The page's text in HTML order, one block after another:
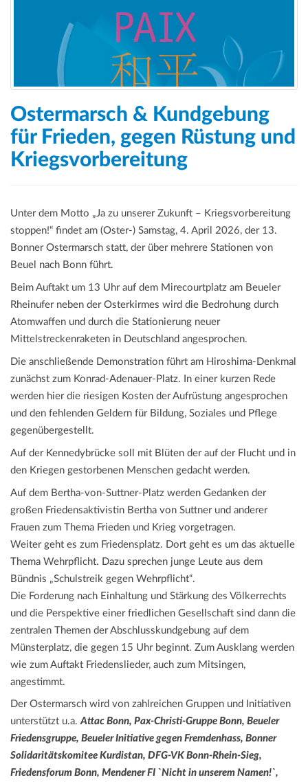
o
Ostermarsch & Kundgebung
für Frieden, gegen Rüstung und
Kriegsvorbereitung
Unter dem Motto „Ja zu unserer Zukunft – Kriegsvorbereitung
stoppen!“ findet am (Oster-) Samstag, 4. April 2026, der 13.
Bonner Ostermarsch statt, der über mehrere Stationen von
Beuel nach Bonn führt.
Beim Auftakt um 13 Uhr auf dem Mirecourtplatz am Beueler
Rheinufer neben der Osterkirmes wird die Bedrohung durch
Atomwaffen und durch die Stationierung neuer
Mittelstreckenraketen in Deutschland angesprochen.
Die anschließende Demonstration führt am Hiroshima-Denkmal
zunächst zum Konrad-Adenauer-Platz. In einer kurzen Rede
werden hier die riesigen Kosten der Aufrüstung angesprochen
und den fehlenden Geldern für Bildung, Soziales und Pflege
gegenübergestellt.
Auf der Kennedybrücke soll mit Blüten der auf der Flucht und in
den Kriegen gestorbenen Menschen gedacht werden.
Auf dem Bertha-von-Suttner-Platz werden Gedanken der
großen Friedensaktivistin Bertha von Suttner und anderer
Frauen zum Thema Frieden und Krieg vorgetragen.
Weiter geht es zum Friedensplatz. Dort geht es um das aktuelle
Thema Wehrpflicht. Dazu sprechen junge Leute aus dem
Bündnis „Schulstreik gegen Wehrpflicht“.
Die Forderung nach Einhaltung und Stärkung des Völkerrechts
und die Perspektive einer friedlichen Gesellschaft sind dann die
zentralen Themen der Abschlusskundgebung auf dem
Münsterplatz, die gegen 15 Uhr beginnt. Zum Ausklang werden
wie zum Auftakt Friedenslieder, auch zum Mitsingen,
angestimmt.
Der Ostermarsch wird von zahlreichen Gruppen und Initiativen
unterstützt u.a.Attac Bonn, Pax-Christi-Gruppe Bonn, Beueler
Friedensgruppe, Beueler Initiative gegen Fremdenhass, Bonner
Solidaritätskomitee Kurdistan, DFG-VK Bonn-Rhein-Sieg,
Friedensforum Bonn, Mendener FI `Nicht in unserem Namen!`,